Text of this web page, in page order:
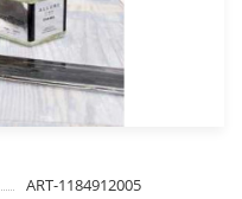
ART-1184912005